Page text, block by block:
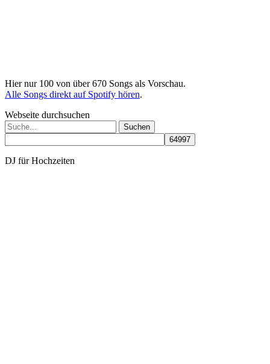
Hier nur 100 von über 670 Songs als Vorschau.
Alle Songs direkt auf Spotify hören.
Webseite durchsuchen
Suchen
nach:
DJ für Hochzeiten